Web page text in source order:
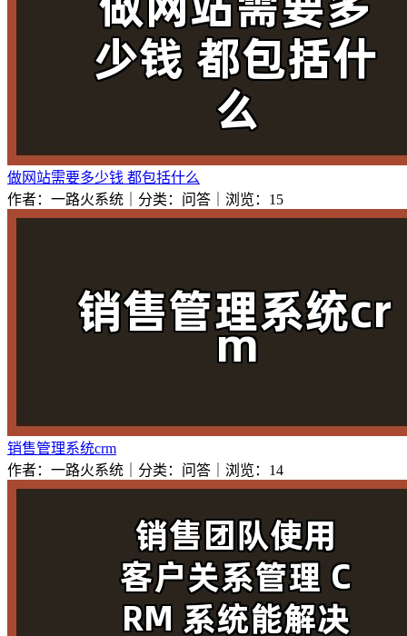
做网站需要多少钱 都包括什么
作者：一路火系统｜分类：问答｜浏览：15
销售管理系统crm
作者：一路火系统｜分类：问答｜浏览：14